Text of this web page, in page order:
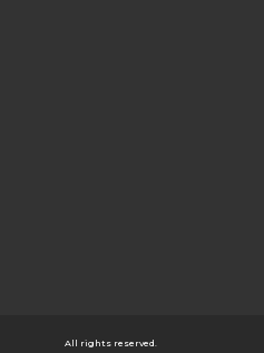
All rights reserved.